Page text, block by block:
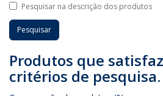
Pesquisar na descrição dos produtos
Produtos que
critérios de pesquisa.